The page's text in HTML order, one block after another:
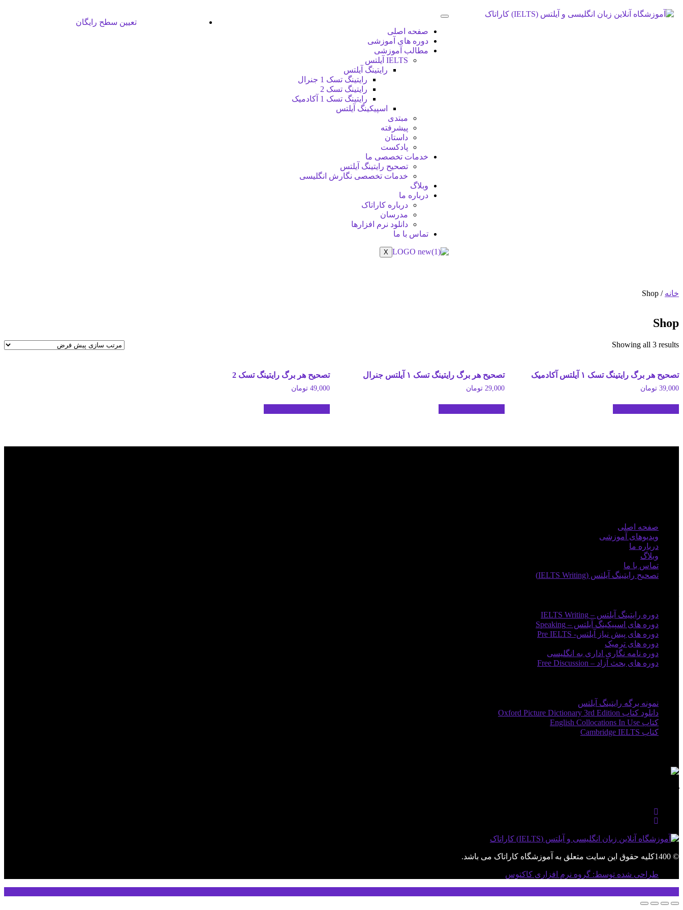
صفحه اصلی
دوره های آموزشی
مطالب آموزشی
IELTS آیلتس
رایتینگ آیلتس
رایتینگ تسک 1 جنرال
رایتینگ تسک 2
رایتینگ تسک 1 آکادمیک
اسپیکینگ آیلتس
مبتدی
پیشرفته
داستان
پادکست
خدمات تخصصی ما
تصحیح رایتینگ آیلتس
خدمات تخصصی نگارش انگلیسی
وبلاگ
درباره ما
درباره کاراتاک
مدرسان
دانلود نرم افزارها
تماس با ما
X
تعیین سطح رایگان
خانه / Shop
Shop
Showing all 3 results
تصحیح هر برگ رایتینگ تسک ۱ آیلتس آکادمیک
39,000 تومان
تصحیح هر برگ رایتینگ تسک ۱ آیلتس جنرال
29,000 تومان
تصحیح هر برگ رایتینگ تسک 2
49,000 تومان
صفحه اصلی
ویدیوهای آموزشی
درباره ما
وبلاگ
تماس با ما
تصحیح رایتینگ آیلتس (IELTS Writing)
دوره رایتینگ آیلتس – IELTS Writing
دوره های اسپیکینگ آیلتس – Speaking
دوره های پیش نیاز آیلتس- Pre IELTS
دوره های ترمیک
دوره نامه نگاری اداری به انگلیسی
دوره های بحث آزاد – Free Discussion
نمونه برگه رایتینگ آیلتس
دانلود کتاب Oxford Picture Dictionary 3rd Edition
کتاب English Collocations In Use
کتاب Cambridge IELTS
© 1400کلیه حقوق این سایت متعلق به آموزشگاه کاراتاک می باشد.
طراحی شده توسط: گروه نرم افزاری کاکتوس